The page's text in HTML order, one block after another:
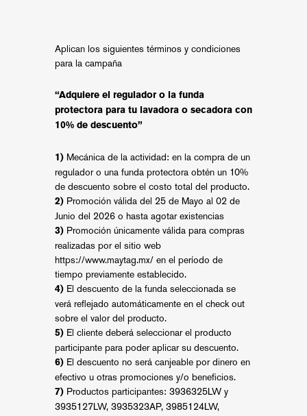
Aplican los siguientes términos y condiciones
para la campaña
“Adquiere el regulador o la funda
protectora para tu lavadora o secadora con
10% de descuento”
1) Mecánica de la actividad: en la compra de un
regulador o una funda protectora obtén un 10%
de descuento sobre el costo total del producto.
2) Promoción válida del 25 de Mayo al 02 de
Junio del 2026 o hasta agotar existencias
3) Promoción únicamente válida para compras
realizadas por el sitio web
https://www.maytag.mx/ en el período de
tiempo previamente establecido.
4) El descuento de la funda seleccionada se
verá reflejado automáticamente en el check out
sobre el valor del producto.
5) El cliente deberá seleccionar el producto
participante para poder aplicar su descuento.
6) El descuento no será canjeable por dinero en
efectivo u otras promociones y/o beneficios.
7) Productos participantes: 3936325LW y
3935127LW, 3935323AP, 3985124LW,